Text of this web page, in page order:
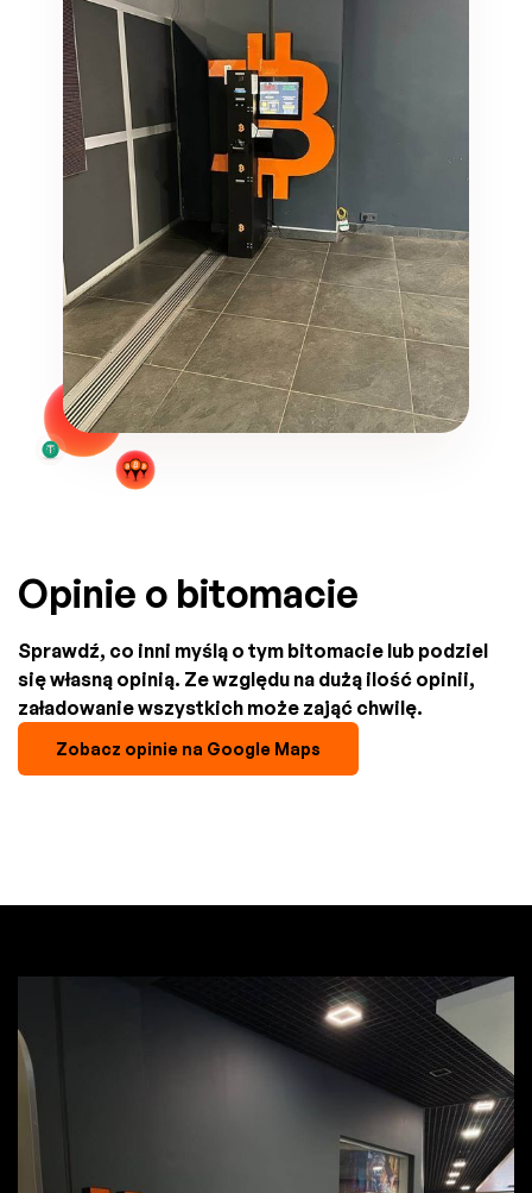
Opinie o bitomacie
Sprawdź, co inni myślą o tym bitomacie lub podziel
się własną opinią. Ze względu na dużą ilość opinii,
załadowanie wszystkich może zająć chwilę.
Zobacz opinie na Google Maps